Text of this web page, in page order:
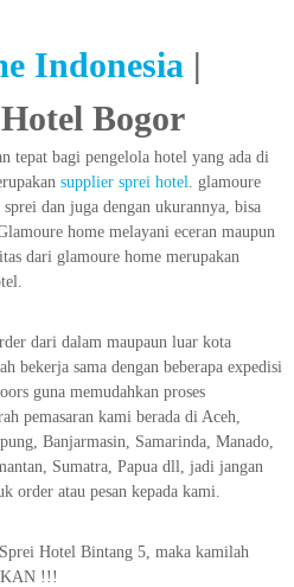
Indonesia |
Bogor
tepat bagi pengelola hotel yang ada di
supplier sprei hotel . glamoure
dan juga dengan ukurannya, bisa
home melayani eceran maupun
dari glamoure home merupakan
dari dalam maupaun luar kota
bekerja sama dengan beberapa expedisi
guna memudahkan proses
pemasaran kami berada di Aceh,
Banjarmasin, Samarinda, Manado,
Sumatra, Papua dll, jadi jangan
order atau pesan kepada kami.
Hotel Bintang 5, maka kamilah
!!!